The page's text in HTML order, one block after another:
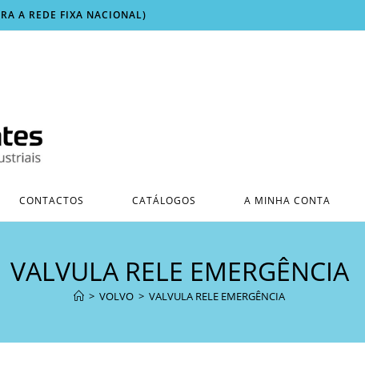
A REDE FIXA NACIONAL)
CONTACTOS CATÁLOGOS A MINHA CONTA
VALVULA RELE EMERGÊNCIA
> VOLVO > VALVULA RELE EMERGÊNCIA